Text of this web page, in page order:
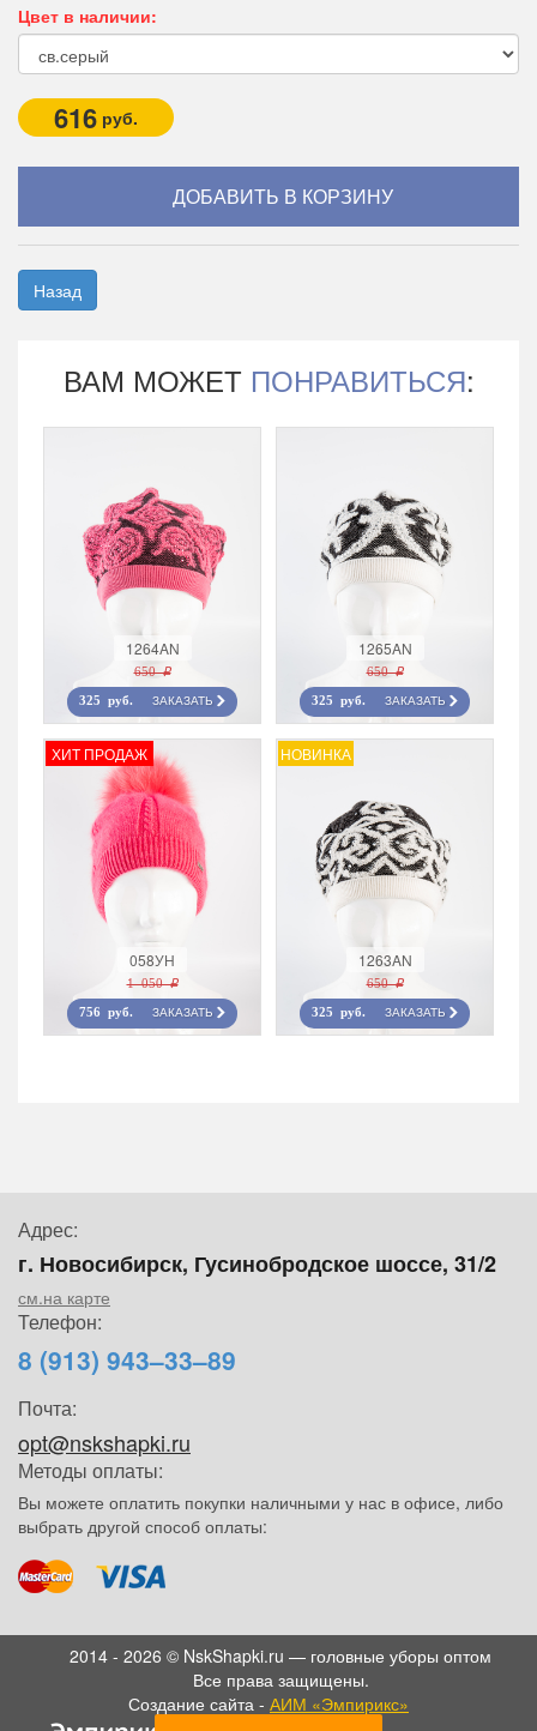
Цвет в наличии:
616 руб.
Назад
ВАМ МОЖЕТ ПОНРАВИТЬСЯ:
1264AN
650 r
325 руб. ЗАКАЗАТЬ
1265AN
650 r
325 руб. ЗАКАЗАТЬ
ХИТ ПРОДАЖ
058УН
1 050 r
756 руб. ЗАКАЗАТЬ
НОВИНКА
1263AN
650 r
325 руб. ЗАКАЗАТЬ
Адрес:
г. Новосибирск, Гусинобродское шоссе, 31/2
см.на карте
Телефон:
8 (913) 943–33–89
Почта:
opt@nskshapki.ru
Методы оплаты:
Вы можете оплатить покупки наличными у нас в офисе, либо
выбрать другой способ оплаты:
2014 - 2026 © NskShapki.ru — головные уборы оптом
Все права защищены.
Создание сайта - АИМ «Эмпирикс»